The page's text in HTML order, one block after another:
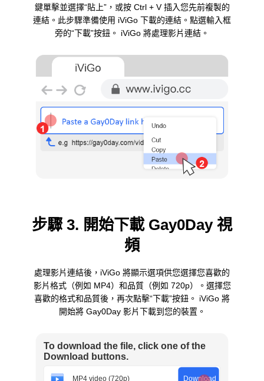
鍵單擊並選擇“貼上”，或按 Ctrl + V 插入您先前複製的
連結。此步驟準備使用 iViGo 下載的連結。點選輸入框
旁的“下載”按鈕。 iViGo 將處理影片連結。
步驟 3. 開始下載 Gay0Day 視
頻
處理影片連結後，iViGo 將顯示選項供您選擇您喜歡的
影片格式（例如 MP4）和品質（例如 720p）。選擇您
喜歡的格式和品質後，再次點擊“下載”按鈕。 iViGo 將
開始將 Gay0Day 影片下載到您的裝置。